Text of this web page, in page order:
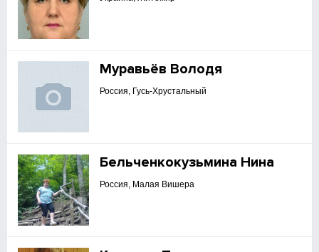
Муравьёв Володя
Россия, Гусь-Хрустальный
Бельченкокузьмина Нина
Россия, Малая Вишера